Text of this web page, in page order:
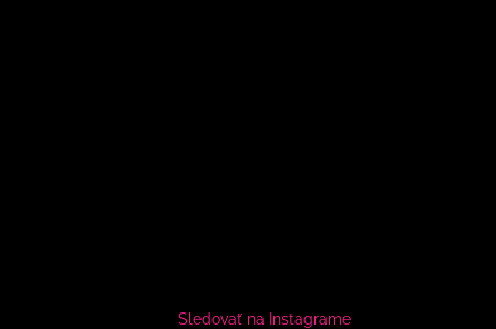
Sledovať na Instagrame